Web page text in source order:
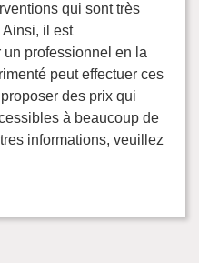
qui sont très
il est
professionnel en la
peut effectuer ces
des prix qui
à beaucoup de
informations, veuillez